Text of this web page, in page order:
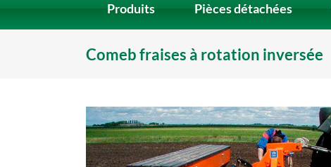
Produits Pièces détachées
Comeb fraises à rotation inversée